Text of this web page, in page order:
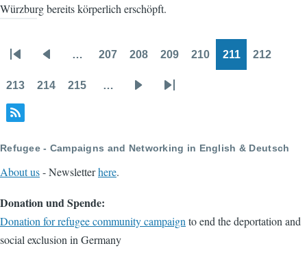
Würzburg bereits körperlich erschöpft.
Pagination
page page
… 207 208 209 210 211 212
213 214 215 …
Last
Refugee - Campaigns and Networking in English & Deutsch
About us- Newsletterhere.
Donation und Spende:
Donation for refugee community campaign to end the deportation and
social exclusion in Germany